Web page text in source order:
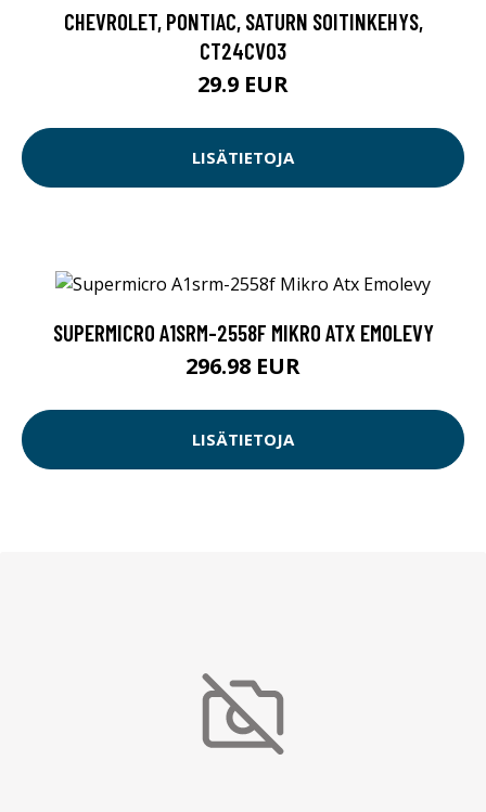
CHEVROLET, PONTIAC, SATURN SOITINKEHYS,
CT24CV03
29.9 EUR
LISÄTIETOJA
SUPERMICRO A1SRM-2558F MIKRO ATX EMOLEVY
296.98 EUR
LISÄTIETOJA